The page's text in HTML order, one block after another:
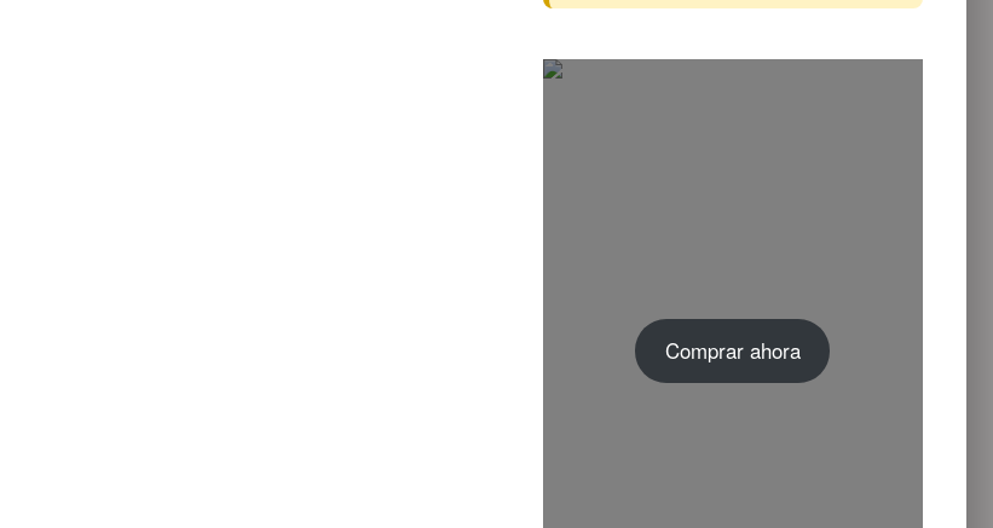
Comprar ahora